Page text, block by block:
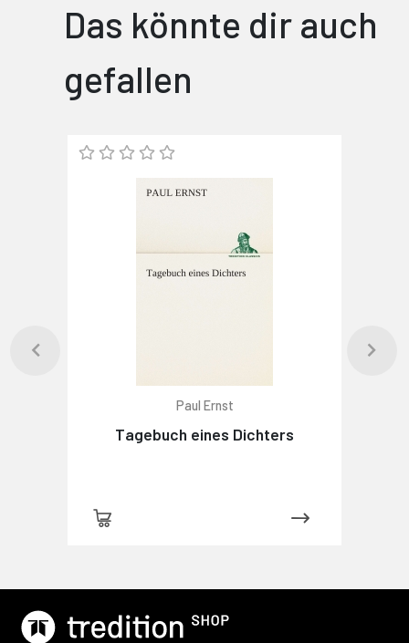
Das könnte dir auch
gefallen
Paul Ernst
Tagebuch eines Dichters